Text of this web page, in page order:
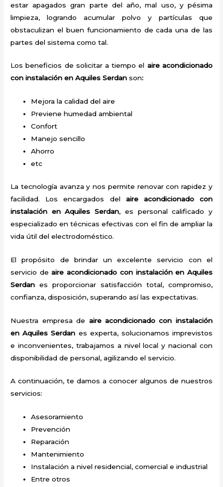
estar apagados gran parte del año, mal uso, y pésima
limpieza, logrando acumular polvo y partículas que
obstaculizan el buen funcionamiento de cada una de las
partes del sistema como tal.
Los beneficios de solicitar a tiempo el aire acondicionado
con instalación en Aquiles Serdanson:
Mejora la calidad del aire
Previene humedad ambiental
Confort
Manejo sencillo
Ahorro
etc
La tecnología avanza y nos permite renovar con rapidez y
facilidad. Los encargados del aire acondicionado con
instalación en Aquiles Serdan, es personal calificado y
especializado en técnicas efectivas con el fin de ampliar la
vida útil del electrodoméstico.
El propósito de brindar un excelente servicio con el
servicio deaire acondicionado con instalación en Aquiles
Serdan es proporcionar satisfacción total, compromiso,
confianza, disposición, superando así las expectativas.
Nuestra empresa de aire acondicionado con instalación
en Aquiles Serdan es experta, solucionamos imprevistos
e inconvenientes, trabajamos a nivel local y nacional con
disponibilidad de personal, agilizando el servicio.
A continuación, te damos a conocer algunos de nuestros
servicios:
Asesoramiento
Prevención
Reparación
Mantenimiento
Instalación a nivel residencial, comercial e industrial
Entre otros